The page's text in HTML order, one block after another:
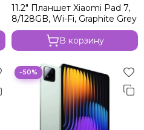
11.2" Планшет Xiaomi Pad 7,
8/128GB, Wi-Fi, Graphite Grey
В корзину
−50%